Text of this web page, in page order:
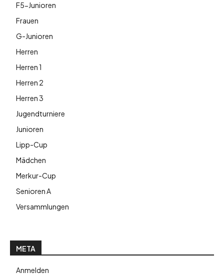
F5-Junioren
Frauen
G-Junioren
Herren
Herren 1
Herren 2
Herren 3
Jugendturniere
Junioren
Lipp-Cup
Mädchen
Merkur-Cup
Senioren A
Versammlungen
META
Anmelden